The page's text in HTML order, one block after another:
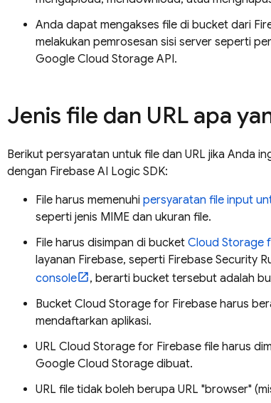
Anda dapat mengakses file di bucket dari
melakukan pemrosesan sisi server seperti
Google Cloud Storage API.
Jenis file dan URL apa
Berikut persyaratan untuk file dan URL jika Anda
dengan Firebase AI Logic SDK:
File harus memenuhi persyaratan file input
seperti jenis MIME dan ukuran file.
File harus disimpan di bucket Cloud Storage
layanan Firebase, seperti Firebase Security
console
, berarti bucket tersebut adalah
Bucket Cloud Storage for Firebase harus
mendaftarkan aplikasi.
URL Cloud Storage for Firebase file harus
Google Cloud Storage dibuat.
URL file tidak boleh berupa URL "browser"